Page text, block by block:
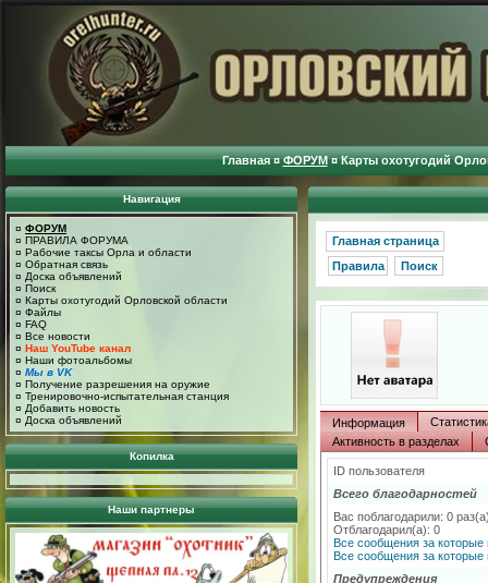
Главная ¤ ФОРУМ ¤ Карты охотугодий
Навигация
¤ ФОРУМ
¤ ПРАВИЛА ФОРУМА
¤ Рабочие таксы Орла и области
¤ Обратная связь
¤ Доска объявлений
¤ Поиск
¤ Карты охотугодий Орловской области
¤ Файлы
¤ FAQ
¤ Все новости
¤ Наш YouTube канал
¤ Наши фотоальбомы
¤ Мы в VK
¤ Получение разрешения на оружие
¤ Тренировочно-испытательная станция
¤ Добавить новость
¤ Доска объявлений
Копилка
Наши партнеры
Главная страница
Правила
Поиск
Информация
Активность в разделах
ID пользователя
Всего благодарностей
Вас поблагодарили: 0
Отблагодарил(а): 0
Все сообщения за
Все сообщения за
Предупреждения